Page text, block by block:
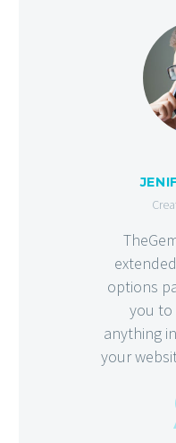
options
you to
anything
your